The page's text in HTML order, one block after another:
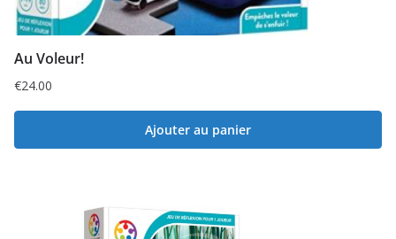
Au Voleur!
€24.00
Ajouter au panier